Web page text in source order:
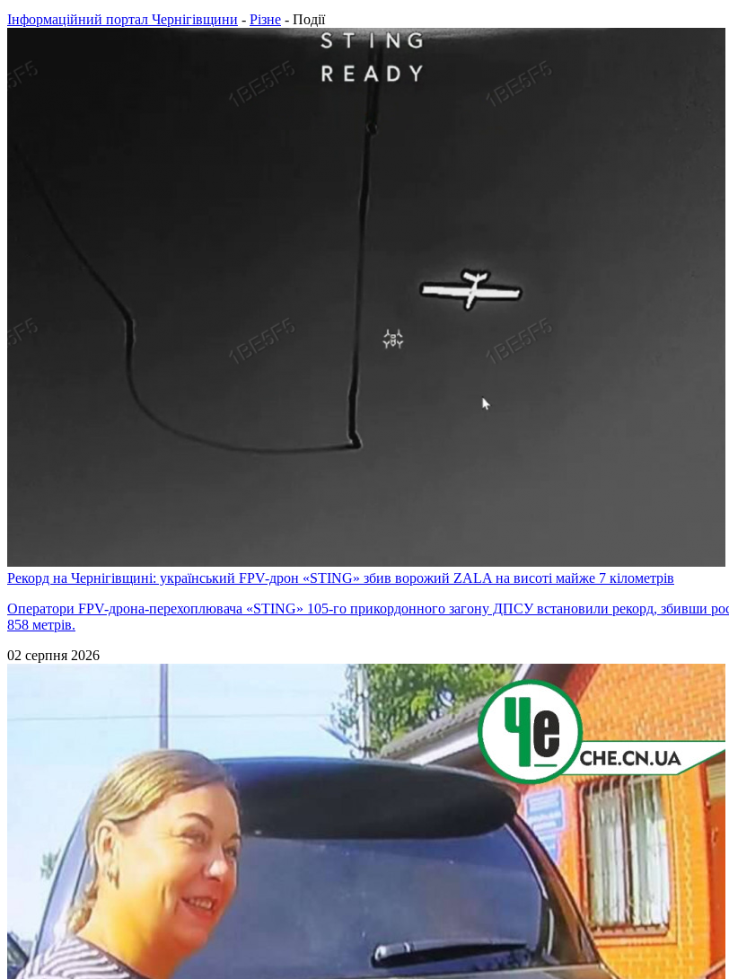
Інформаційний портал Чернігівщини - Різне - Події
Рекорд на Чернігівщині: український FPV-дрон «STING» збив ворожий ZALA на висоті майже 7 кілометрів
Оператори FPV-дрона-перехоплювача «STING» 105-го прикордонного загону ДПСУ встановили рекорд, збивши
858 метрів.
02 серпня 2026